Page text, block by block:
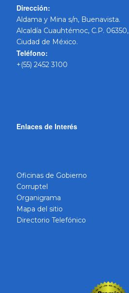
Dirección:
Aldama y Mina s/n, Buenavista.
Alcaldía Cuauhtémoc, C.P. 06350,
Ciudad de México.
Teléfono:
+(55) 2452 3100
Enlaces de Interés
Oficinas de Gobierno
Corruptel
Organigrama
Mapa del sitio
Directorio Telefónico